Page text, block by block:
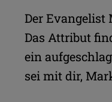
Der
Das Attribut
ein
sei mit dir,